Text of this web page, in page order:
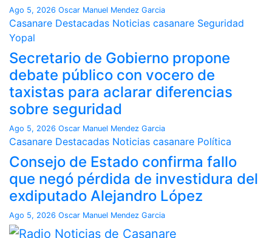
Ago 5, 2026 Oscar Manuel Mendez Garcia
Casanare Destacadas Noticias casanare Seguridad
Yopal
Secretario de Gobierno propone
debate público con vocero de
taxistas para aclarar diferencias
sobre seguridad
Ago 5, 2026 Oscar Manuel Mendez Garcia
Casanare Destacadas Noticias casanare Política
Consejo de Estado confirma fallo
que negó pérdida de investidura del
exdiputado Alejandro López
Ago 5, 2026 Oscar Manuel Mendez Garcia